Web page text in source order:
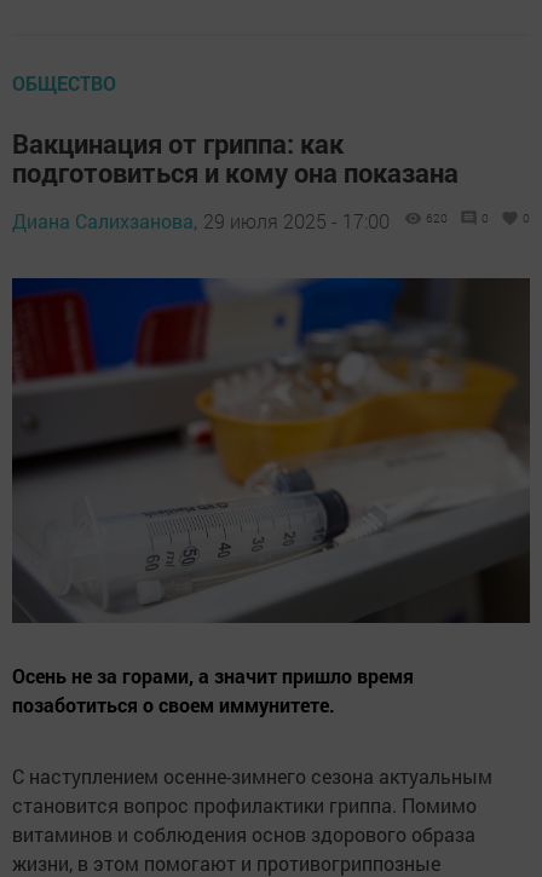
ОБЩЕСТВО
Вакцинация от гриппа: как
подготовиться и кому она показана
Диана Салихзанова, 29 июля 2025 - 17:00 620 0 0
Осень не за горами, а значит пришло время
позаботиться о своем иммунитете.
С наступлением осенне-зимнего сезона актуальным
становится вопрос профилактики гриппа. Помимо
витаминов и соблюдения основ здорового образа
жизни, в этом помогают и противогриппозные